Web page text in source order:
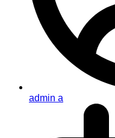
admin a